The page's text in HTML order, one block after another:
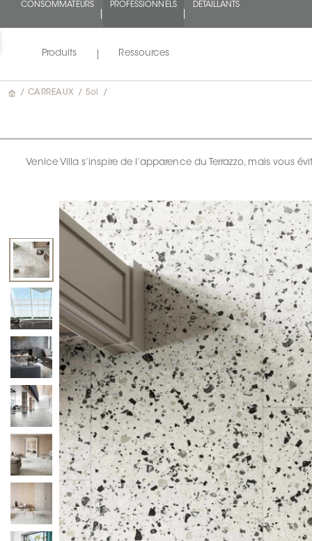
CONSOMMATEURS PROFESSIONNELS DÉTAILLANTS
Produits Ressources
/ CARREAUX / Sol /
Venice Villa s’inspire de l’apparence du Terrazzo, mais vous